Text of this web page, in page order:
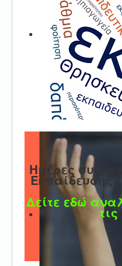
Τμήμα Β'
Τμήμα Γ'
Τμήμα Δ'
Τμήμα E'
Επικοινωνία
Ημέρες
Εκπαίδευσης
Δείτε εδώ